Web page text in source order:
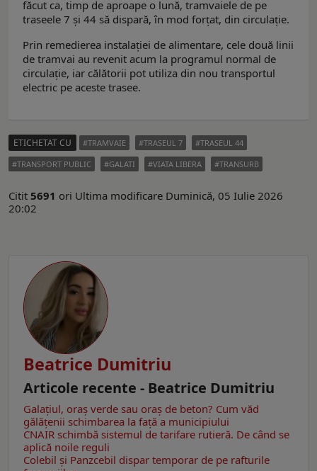
făcut ca, timp de aproape o lună, tramvaiele de pe
traseele 7 și 44 să dispară, în mod forțat, din circulație.
Prin remedierea instalației de alimentare, cele două linii
de tramvai au revenit acum la programul normal de
circulație, iar călătorii pot utiliza din nou transportul
electric pe aceste trasee.
ETICHETAT CU TRAMVAIE TRASEUL 7
TRASEUL 44
TRANSPORT PUBLIC
GALATI VIATA LIBERA TRANSURB
Citit 5691 ori Ultima modificare Duminică, 05 Iulie 2026
20:02
Beatrice Dumitriu
Articole recente - Beatrice Dumitriu
Galațiul, oraș verde sau oraș de beton? Cum văd
gălățenii schimbarea la față a municipiului
CNAIR schimbă sistemul de tarifare rutieră. De când se
aplică noile reguli
Colebil și Panzcebil dispar temporar de pe rafturile